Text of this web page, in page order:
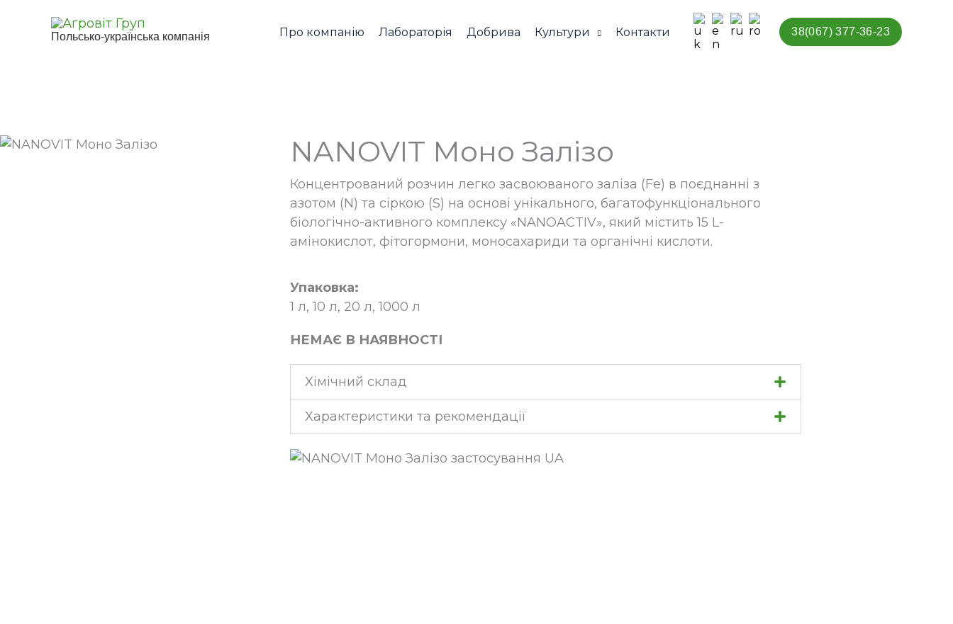
Польсько-українська компанія Про компанію Лабораторія Добрива Культури Контакти 38(067) 377-36-23
NANOVIT Моно Залізо
Концентрований розчин легко засвоюваного заліза (Fe) в поєднанні з
азотом (N) та сіркою (S) на основі унікального, багатофункціонального
біологічно-активного комплексу «NANOAСTIV», який містить 15 L-
амінокислот, фітогормони, моносахариди та органічні кислоти.
Упаковка:
1 л, 10 л, 20 л, 1000 л
НЕМАЄ В НАЯВНОСТІ
Хімічний склад
Характеристики та рекомендації